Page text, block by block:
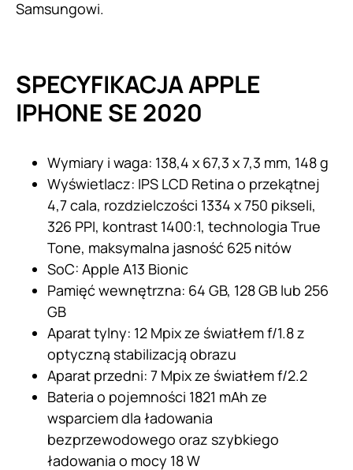
Samsungowi.
SPECYFIKACJA APPLE
IPHONE SE 2020
Wymiary i waga: 138,4 x 67,3 x 7,3 mm, 148 g
Wyświetlacz: IPS LCD Retina o przekątnej
4,7 cala, rozdzielczości 1334 x 750 pikseli,
326 PPI, kontrast 1400:1, technologia True
Tone, maksymalna jasność 625 nitów
SoC: Apple A13 Bionic
Pamięć wewnętrzna: 64 GB, 128 GB lub 256
GB
Aparat tylny: 12 Mpix ze światłem f/1.8 z
optyczną stabilizacją obrazu
Aparat przedni: 7 Mpix ze światłem f/2.2
Bateria o pojemności 1821 mAh ze
wsparciem dla ładowania
bezprzewodowego oraz szybkiego
ładowania o mocy 18 W